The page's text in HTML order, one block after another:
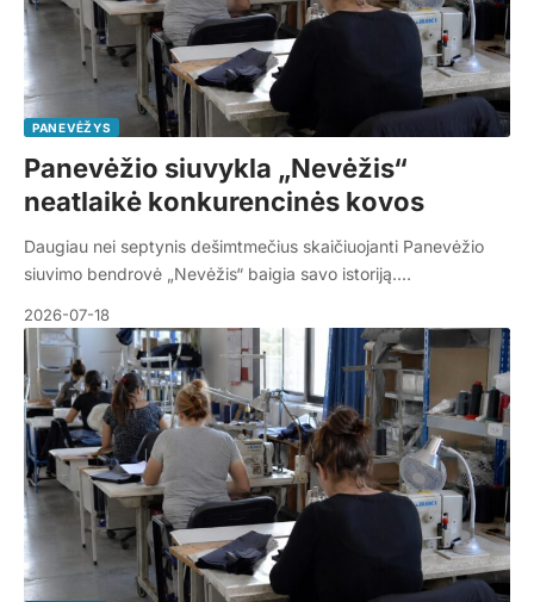
PANEVĖŽYS
Panevėžio siuvykla „Nevėžis“
neatlaikė konkurencinės kovos
Daugiau nei septynis dešimtmečius skaičiuojanti Panevėžio
siuvimo bendrovė „Nevėžis“ baigia savo istoriją.…
2026-07-18